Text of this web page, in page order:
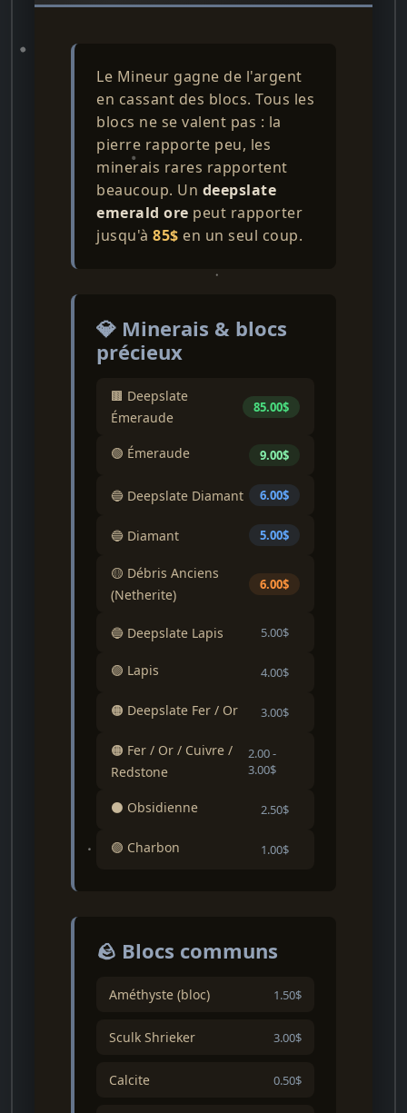
Le Mineur gagne de l'argent
en cassant des blocs. Tous les
blocs ne se valent pas : la
pierre rapporte peu, les
minerais rares rapportent
beaucoup. Un deepslate
emerald ore peut rapporter
jusqu'à 85$ en un seul coup.
💎 Minerais & blocs
précieux
🟫 Deepslate
Émeraude
85.00$
🟢 Émeraude 9.00$
🔵 Deepslate Diamant 6.00$
🔵 Diamant 5.00$
🟡 Débris Anciens
(Netherite)
6.00$
🔵 Deepslate Lapis 5.00$
🟣 Lapis 4.00$
🟠 Deepslate Fer / Or 3.00$
🟠 Fer / Or / Cuivre /
Redstone
2.00 -
3.00$
⚫ Obsidienne 2.50$
🟣 Charbon 1.00$
🪨 Blocs communs
Améthyste (bloc) 1.50$
Sculk Shrieker 3.00$
Calcite 0.50$